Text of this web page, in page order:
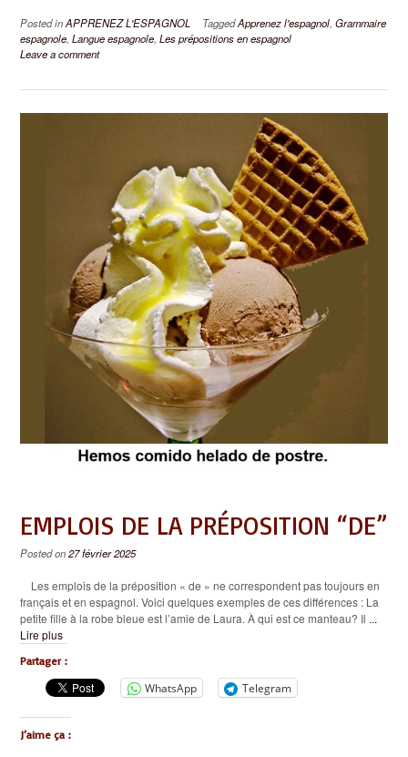
Posted inAPPRENEZ L'ESPAGNOL TaggedApprenez l'espagnol, Grammaire
espagnole, Langue espagnole, Les prépositions en espagnol
Leave a comment
EMPLOIS DE LA PRÉPOSITION “DE”
Posted on27 février 2025
Les emplois de la préposition « de » ne correspondent pas toujours en
français et en espagnol. Voici quelques exemples de ces différences : La
petite fille à la robe bleue est l’amie de Laura. À qui est ce manteau? Il ...
Lire plus
Partager :
WhatsApp Telegram
J’aime ça :